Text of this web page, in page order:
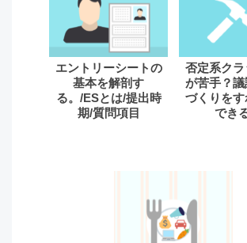
エントリーシートの
基本を解剖す
る。/ESとは/提出時
期/質問項目
否定系ク
が苦手？
づくりを
でき